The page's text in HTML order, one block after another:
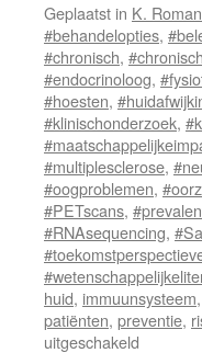
Geplaatst in K.
#behandelopties,
#chronisch,
#endocrinoloog,
#hoesten,
#klinischonderzoek,
#multiplesclerose,
#oogproblemen,
#PETscans,
#RNAsequencing,
huid, immuunsysteem,
patiënten, preventie,
uitgeschakeld